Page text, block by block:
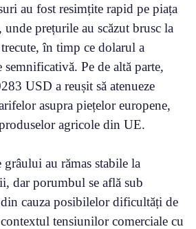
au fost resimțite rapid pe piața
prețurile au scăzut brusc la
în timp ce dolarul a
semnificativă. Pe de altă parte,
USD a reușit să atenueze
asupra piețelor europene,
agricole din UE.
au rămas stabile la
dar porumbul se află sub
cauza posibilelor dificultăți de
tensiunilor comerciale cu